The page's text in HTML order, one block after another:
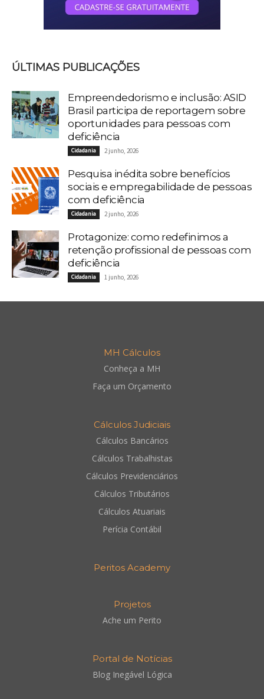
ÚLTIMAS PUBLICAÇÕES
Empreendedorismo e inclusão: ASID
Brasil participa de reportagem sobre
oportunidades para pessoas com
deficiência
Cidadania 2 junho, 2026
Pesquisa inédita sobre benefícios
sociais e empregabilidade de pessoas
com deficiência
Cidadania 2 junho, 2026
Protagonize: como redefinimos a
retenção profissional de pessoas com
deficiência
Cidadania 1 junho, 2026
MH Cálculos
Conheça a MH
Faça um Orçamento
Cálculos Judiciais
Cálculos Bancários
Cálculos Trabalhistas
Cálculos Previdenciários
Cálculos Tributários
Cálculos Atuariais
Perícia Contábil
Peritos Academy
Projetos
Ache um Perito
Portal de Notícias
Blog Inegável Lógica